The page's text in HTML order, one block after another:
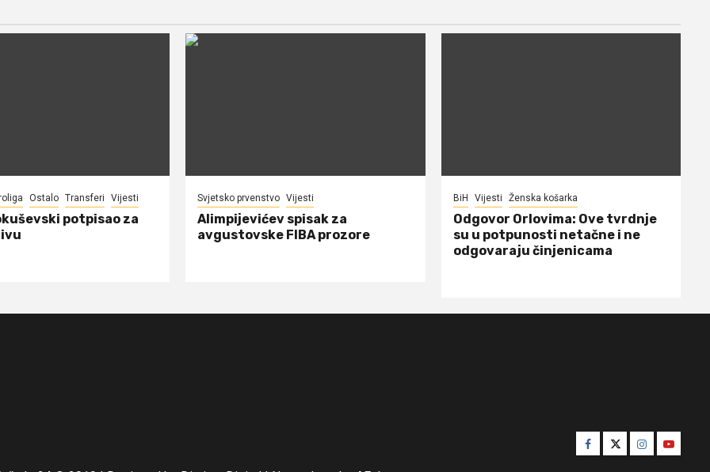
Ostalo Transferi Vijesti
potpisao za
Svjetsko prvenstvo Vijesti
Alimpijevićev spisak za
avgustovske FIBA prozore
BiH Vijesti Ženska košarka
Odgovor Orlovima: ​Ove tvrdnje
su u potpunosti netačne i ne
odgovaraju činjenicama
Facebook
TwitterInstagram
Youtube